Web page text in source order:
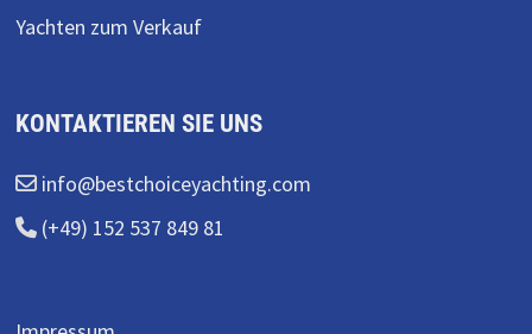
Yachten zum Verkauf
KONTAKTIEREN SIE UNS
info@bestchoiceyachting.com
(+49) 152 537 849 81